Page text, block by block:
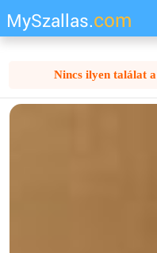
MySzallas.com
Nincs ilyen találat